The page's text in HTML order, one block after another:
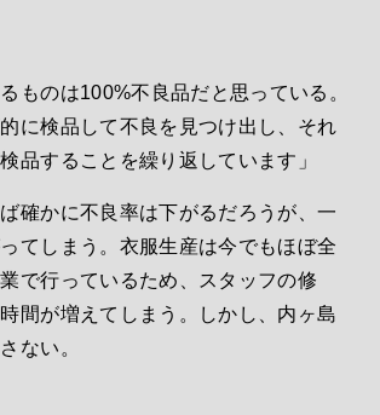
ものは100%不良品だと思っている。
に検品して不良を見つけ出し、それ
品することを繰り返しています」
確かに不良率は下がるだろうが、一
てしまう。衣服生産は今でもほぼ全
で行っているため、スタッフの修
間が増えてしまう。しかし、内ヶ島
ない。